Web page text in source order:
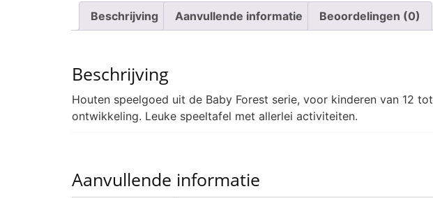
Beschrijving Aanvullende informatie Beoordelingen (0)
Beschrijving
Houten speelgoed uit de Baby Forest serie, voor kinderen van 12
ontwikkeling. Leuke speeltafel met allerlei activiteiten.
Aanvullende informatie